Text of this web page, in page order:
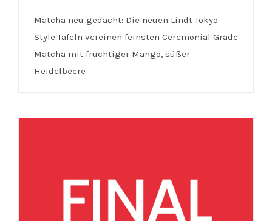
Lindt | Neu bei uns! | Tokyo Style
Matcha neu gedacht: Die neuen Lindt Tokyo
Style Tafeln vereinen feinsten Ceremonial Grade
Matcha mit fruchtiger Mango, süßer
Heidelbeere